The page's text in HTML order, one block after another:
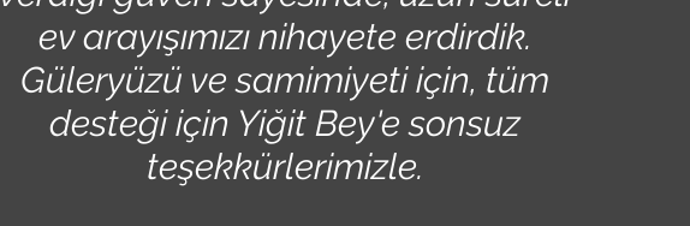
ev arayışımızı nihayete erdirdik.
Güleryüzü ve samimiyeti için, tüm
desteği için Yiğit Bey'e sonsuz
teşekkürlerimizle.